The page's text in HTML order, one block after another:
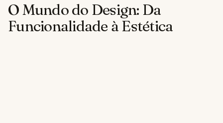
O Mundo do Design: Da
Funcionalidade à Estética